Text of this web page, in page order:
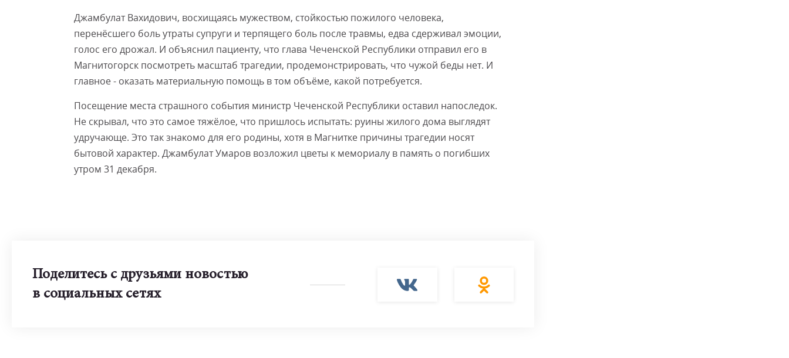
Джамбулат Вахидович, восхищаясь мужеством, стойкостью пожилого человека,
перенёсшего боль утраты супруги и терпящего боль после травмы, едва сдерживал эмоции,
голос его дрожал. И объяснил пациенту, что глава Чеченской Республики отправил его в
Магнитогорск посмотреть масштаб трагедии, продемонстрировать, что чужой беды нет. И
главное - оказать материальную помощь в том объёме, какой потребуется.
Посещение места страшного события министр Чеченской Республики оставил напоследок.
Не скрывал, что это самое тяжёлое, что пришлось испытать: руины жилого дома выглядят
удручающе. Это так знакомо для его родины, хотя в Магнитке причины трагедии носят
бытовой характер. Джамбулат Умаров возложил цветы к мемориалу в память о погибших
утром 31 декабря.
Поделитесь с друзьями новостью
в социальных сетях